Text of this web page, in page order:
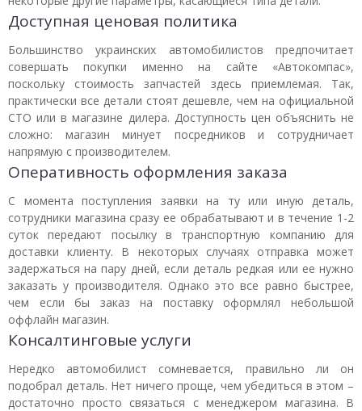
Доступная ценовая политика
Большинство украинских автомобилистов предпочитает
совершать покупки именно на сайте «Автокомпас»,
поскольку стоимость запчастей здесь приемлемая. Так,
практически все детали стоят дешевле, чем на официальной
СТО или в магазине дилера. Доступность цен объяснить не
сложно: магазин минует посредников и сотрудничает
напрямую с производителем.
Оперативность оформления заказа
С момента поступления заявки на ту или иную деталь,
сотрудники магазина сразу ее обрабатывают и в течение 1-2
суток передают посылку в транспортную компанию для
доставки клиенту. В некоторых случаях отправка может
задержаться на пару дней, если деталь редкая или ее нужно
заказать у производителя. Однако это все равно быстрее,
чем если бы заказ на поставку оформлял небольшой
оффлайн магазин.
Консалтинговые услуги
Нередко автомобилист сомневается, правильно ли он
подобрал деталь. Нет ничего проще, чем убедиться в этом –
достаточно просто связаться с менеджером магазина. В